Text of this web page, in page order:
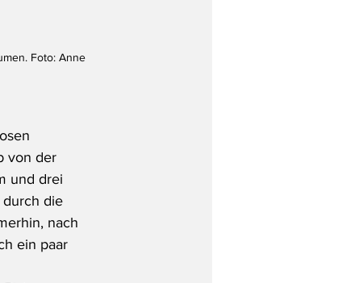
Foto: Anne
von der
und drei
durch die
nach
ein paar